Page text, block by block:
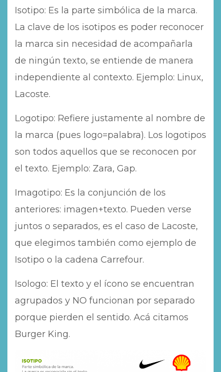
Isotipo: Es la parte simbólica de la marca.
La clave de los isotipos es poder reconocer
la marca sin necesidad de acompañarla
de ningún texto, se entiende de manera
independiente al contexto. Ejemplo: Linux,
Lacoste.
Logotipo: Refiere justamente al nombre de
la marca (pues logo=palabra). Los logotipos
son todos aquellos que se reconocen por
el texto. Ejemplo: Zara, Gap.
Imagotipo: Es la conjunción de los
anteriores: imagen+texto. Pueden verse
juntos o separados, es el caso de Lacoste,
que elegimos también como ejemplo de
Isotipo o la cadena Carrefour.
Isologo: El texto y el ícono se encuentran
agrupados y NO funcionan por separado
porque pierden el sentido. Acá citamos
Burger King.